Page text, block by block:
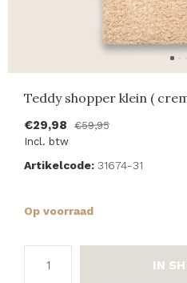
Teddy shopper klein (
€29,98
€59,95
Incl. btw
Artikelcode: 31674-31
Op voorraad
IN